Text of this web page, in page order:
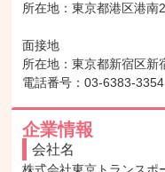
所在地：東京都港区港南
面接地
所在地：東京都新宿区
電話番号：03-6383-3354
企業情報
会社名